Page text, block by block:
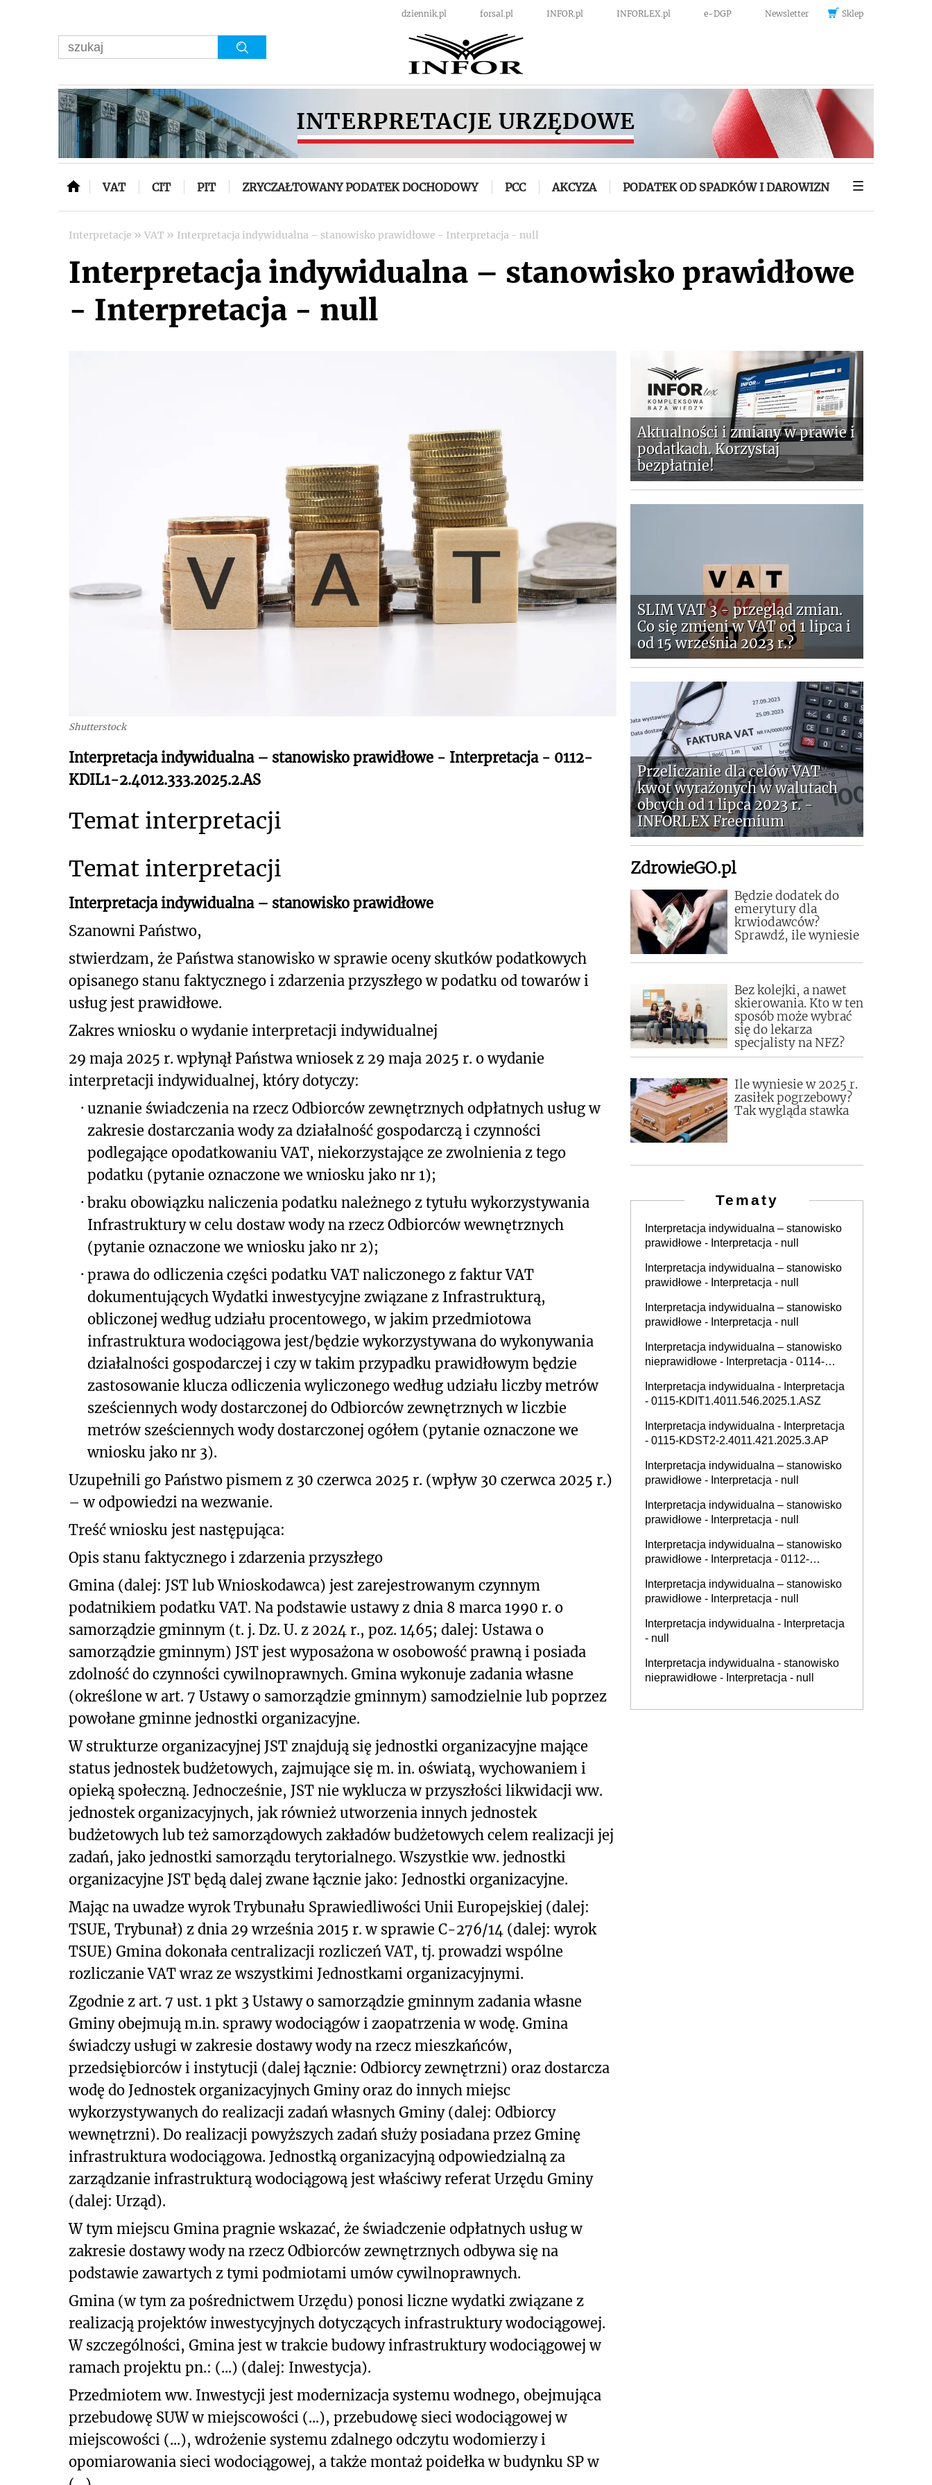
dziennik.pl forsal.pl INFOR.pl INFORLEX.pl e-DGP Newsletter Sklep
VAT CIT PIT ZRYCZAŁTOWANY PODATEK DOCHODOWY PCC AKCYZA PODATEK OD SPADKÓW I DAROWIZN
Interpretacje » VAT » Interpretacja indywidualna – stanowisko prawidłowe - Interpretacja - null
Interpretacja indywidualna – stanowisko prawidłowe
- Interpretacja - null
Shutterstock
Interpretacja indywidualna – stanowisko prawidłowe - Interpretacja - 0112-
KDIL1-2.4012.333.2025.2.AS
Temat interpretacji
Temat interpretacji
Interpretacja indywidualna – stanowisko prawidłowe
Szanowni Państwo,
stwierdzam, że Państwa stanowisko w sprawie oceny skutków podatkowych
opisanego stanu faktycznego i zdarzenia przyszłego w podatku od towarów i
usług jest prawidłowe.
Zakres wniosku o wydanie interpretacji indywidualnej
29 maja 2025 r. wpłynął Państwa wniosek z 29 maja 2025 r. o wydanie
interpretacji indywidualnej, który dotyczy:
· uznanie świadczenia na rzecz Odbiorców zewnętrznych odpłatnych usług w
zakresie dostarczania wody za działalność gospodarczą i czynności
podlegające opodatkowaniu VAT, niekorzystające ze zwolnienia z tego
podatku (pytanie oznaczone we wniosku jako nr 1);
· braku obowiązku naliczenia podatku należnego z tytułu wykorzystywania
Infrastruktury w celu dostaw wody na rzecz Odbiorców wewnętrznych
(pytanie oznaczone we wniosku jako nr 2);
· prawa do odliczenia części podatku VAT naliczonego z faktur VAT
dokumentujących Wydatki inwestycyjne związane z Infrastrukturą,
obliczonej według udziału procentowego, w jakim przedmiotowa
infrastruktura wodociągowa jest/będzie wykorzystywana do wykonywania
działalności gospodarczej i czy w takim przypadku prawidłowym będzie
zastosowanie klucza odliczenia wyliczonego według udziału liczby metrów
sześciennych wody dostarczonej do Odbiorców zewnętrznych w liczbie
metrów sześciennych wody dostarczonej ogółem (pytanie oznaczone we
wniosku jako nr 3).
Uzupełnili go Państwo pismem z 30 czerwca 2025 r. (wpływ 30 czerwca 2025 r.)
– w odpowiedzi na wezwanie.
Treść wniosku jest następująca:
Opis stanu faktycznego i zdarzenia przyszłego
Gmina (dalej: JST lub Wnioskodawca) jest zarejestrowanym czynnym
podatnikiem podatku VAT. Na podstawie ustawy z dnia 8 marca 1990 r. o
samorządzie gminnym (t. j. Dz. U. z 2024 r., poz. 1465; dalej: Ustawa o
samorządzie gminnym) JST jest wyposażona w osobowość prawną i posiada
zdolność do czynności cywilnoprawnych. Gmina wykonuje zadania własne
(określone w art. 7 Ustawy o samorządzie gminnym) samodzielnie lub poprzez
powołane gminne jednostki organizacyjne.
W strukturze organizacyjnej JST znajdują się jednostki organizacyjne mające
status jednostek budżetowych, zajmujące się m. in. oświatą, wychowaniem i
opieką społeczną. Jednocześnie, JST nie wyklucza w przyszłości likwidacji ww.
jednostek organizacyjnych, jak również utworzenia innych jednostek
budżetowych lub też samorządowych zakładów budżetowych celem realizacji jej
zadań, jako jednostki samorządu terytorialnego. Wszystkie ww. jednostki
organizacyjne JST będą dalej zwane łącznie jako: Jednostki organizacyjne.
Mając na uwadze wyrok Trybunału Sprawiedliwości Unii Europejskiej (dalej:
TSUE, Trybunał) z dnia 29 września 2015 r. w sprawie C-276/14 (dalej: wyrok
TSUE) Gmina dokonała centralizacji rozliczeń VAT, tj. prowadzi wspólne
rozliczanie VAT wraz ze wszystkimi Jednostkami organizacyjnymi.
Zgodnie z art. 7 ust. 1 pkt 3 Ustawy o samorządzie gminnym zadania własne
Gminy obejmują m.in. sprawy wodociągów i zaopatrzenia w wodę. Gmina
świadczy usługi w zakresie dostawy wody na rzecz mieszkańców,
przedsiębiorców i instytucji (dalej łącznie: Odbiorcy zewnętrzni) oraz dostarcza
wodę do Jednostek organizacyjnych Gminy oraz do innych miejsc
wykorzystywanych do realizacji zadań własnych Gminy (dalej: Odbiorcy
wewnętrzni). Do realizacji powyższych zadań służy posiadana przez Gminę
infrastruktura wodociągowa. Jednostką organizacyjną odpowiedzialną za
zarządzanie infrastrukturą wodociągową jest właściwy referat Urzędu Gminy
(dalej: Urząd).
W tym miejscu Gmina pragnie wskazać, że świadczenie odpłatnych usług w
zakresie dostawy wody na rzecz Odbiorców zewnętrznych odbywa się na
podstawie zawartych z tymi podmiotami umów cywilnoprawnych.
Gmina (w tym za pośrednictwem Urzędu) ponosi liczne wydatki związane z
realizacją projektów inwestycyjnych dotyczących infrastruktury wodociągowej.
W szczególności, Gmina jest w trakcie budowy infrastruktury wodociągowej w
ramach projektu pn.: (...) (dalej: Inwestycja).
Przedmiotem ww. Inwestycji jest modernizacja systemu wodnego, obejmująca
przebudowę SUW w miejscowości (...), przebudowę sieci wodociągowej w
miejscowości (...), wdrożenie systemu zdalnego odczytu wodomierzy i
opomiarowania sieci wodociągowej, a także montaż poidełka w budynku SP w
Aktualności i zmiany w prawie i
podatkach. Korzystaj
bezpłatnie!
SLIM VAT 3 - przegląd zmian.
Co się zmieni w VAT od 1 lipca i
od 15 września 2023 r.?
Przeliczanie dla celów VAT
kwot wyrażonych w walutach
obcych od 1 lipca 2023 r. -
INFORLEX Freemium
ZdrowieGO.pl
Będzie dodatek do
emerytury dla
krwiodawców?
Sprawdź, ile wyniesie
Bez kolejki, a nawet
skierowania. Kto w ten
sposób może wybrać
się do lekarza
specjalisty na NFZ?
Ile wyniesie w 2025 r.
zasiłek pogrzebowy?
Tak wygląda stawka
Tematy
Interpretacja indywidualna – stanowisko
prawidłowe - Interpretacja - null
Interpretacja indywidualna – stanowisko
prawidłowe - Interpretacja - null
Interpretacja indywidualna – stanowisko
prawidłowe - Interpretacja - null
Interpretacja indywidualna – stanowisko
nieprawidłowe - Interpretacja - 0114-
Interpretacja indywidualna - Interpretacja
- 0115-KDIT1.4011.546.2025.1.ASZ
Interpretacja indywidualna - Interpretacja
- 0115-KDST2-2.4011.421.2025.3.AP
Interpretacja indywidualna – stanowisko
prawidłowe - Interpretacja - null
Interpretacja indywidualna – stanowisko
prawidłowe - Interpretacja - null
Interpretacja indywidualna – stanowisko
prawidłowe - Interpretacja - 0112-
Interpretacja indywidualna – stanowisko
prawidłowe - Interpretacja - null
Interpretacja indywidualna - Interpretacja
- null
Interpretacja indywidualna - stanowisko
nieprawidłowe - Interpretacja - null